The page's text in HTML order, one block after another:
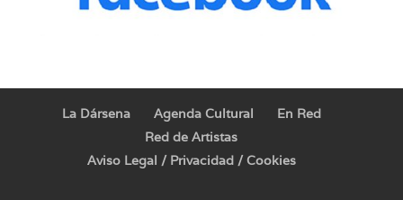
La Dársena Agenda Cultural
En Red
Red de Artistas
Aviso Legal / Privacidad / Cookies